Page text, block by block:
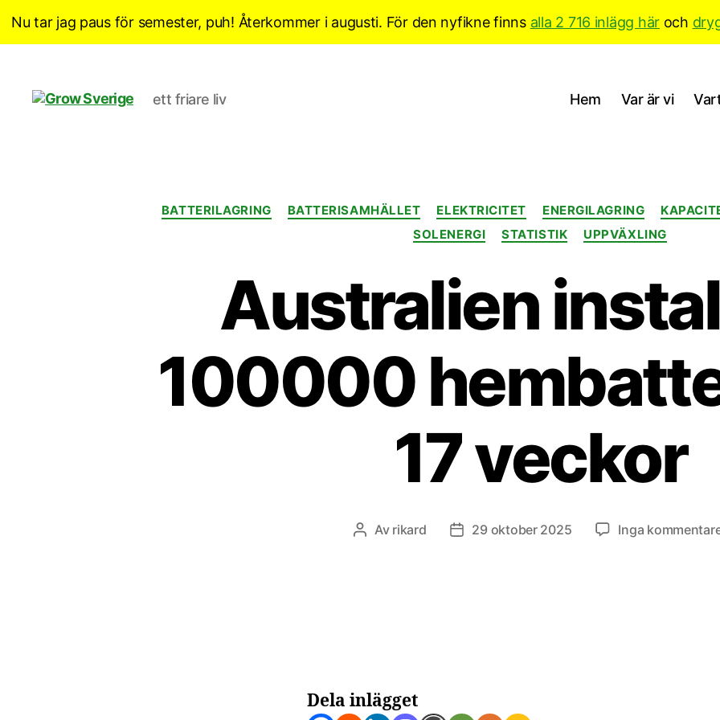
Nu tar jag paus för semester, puh! Återkommer i augusti. För den nyfikne finns alla 2 716 inlägg här och
ett friare liv Hem Var är vi
Kategorier
BATTERILAGRING BATTERISAMHÄLLET ELEKTRICITET ENERGILAGRING
SOLENERGI
STATISTIK UPPVÄXLING
Australien
100000
17 veckor
Inläggsförfattare
Av rikard Inläggsdatum
29 oktober 2025 Inga
Dela inlägget